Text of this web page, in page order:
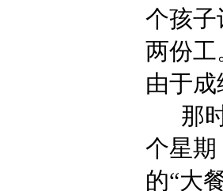
个孩子
两份工
由于
那
个星期
的“大